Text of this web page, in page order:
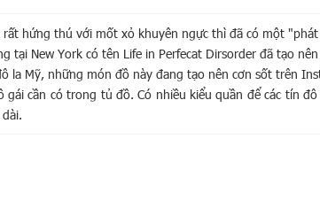
rất hứng thú với mốt xỏ khuyên ngực thì đã có một
tại New York có tên Life in Perfecat Dirsorder đã tạo
la Mỹ, những món đồ này đang tạo nên cơn sốt trên
gái cần có trong tủ đồ. Có nhiều kiểu quần để các tín